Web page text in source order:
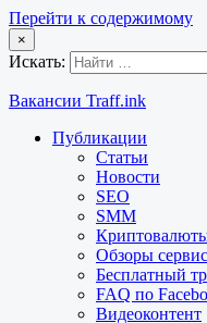
Перейти к содержимому
×
Искать:
Вакансии Traff.ink
Публикации
Статьи
Новости
SEO
SMM
Обзоры
Бесплатный
FAQ по
Видеоконтент